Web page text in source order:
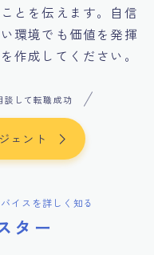
とを伝えます。自信
環境でも価値を発揮
作成してください。
して転職成功
ェント
イスを詳しく知る
ター